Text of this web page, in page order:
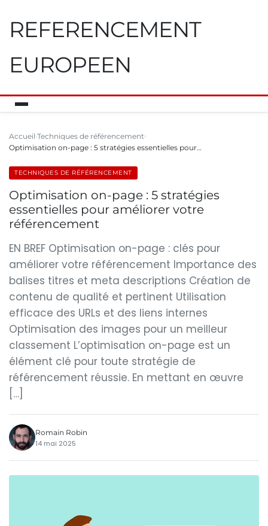
REFERENCEMENT
EUROPEEN
Accueil Techniques de référencement
Optimisation on-page : 5 stratégies essentielles pour…
TECHNIQUES DE RÉFÉRENCEMENT
Optimisation on-page : 5 stratégies
essentielles pour améliorer votre
référencement
EN BREF Optimisation on-page : clés pour
améliorer votre référencement Importance des
balises titres et meta descriptions Création de
contenu de qualité et pertinent Utilisation
efficace des URLs et des liens internes
Optimisation des images pour un meilleur
classement L’optimisation on-page est un
élément clé pour toute stratégie de
référencement réussie. En mettant en œuvre
[…]
Romain Robin
14 mai 2025